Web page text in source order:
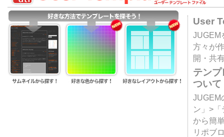
User
JUGEM
方々が
開・共
テン
ついて
JUGEM
ン」>
から簡
リポブ